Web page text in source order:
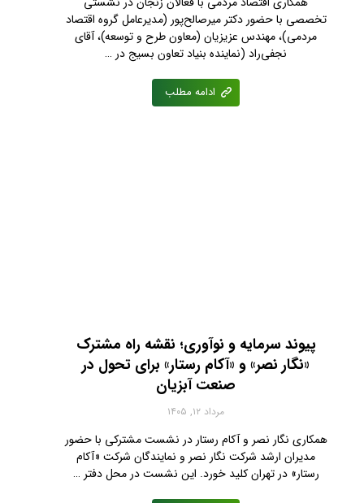
تخصصی با حضور دکتر میرصالح‌پور (مدیرعامل گروه اقتصاد
مردمی)، مهندس عزیزیان (معاون طرح و توسعه)، آقای
نجفی‌راد (نماینده بنیاد تعاون بسیج در …
ادامه مطلب
پیوند سرمایه و نوآوری؛ نقشه راه مشترک
«نگار نصر» و «آکام رستار» برای تحول در
صنعت آبزیان
مرداد ۱۲, ۱۴۰۵
همکاری نگار نصر و آکام رستار در نشست مشترکی با حضور
مدیران ارشد شرکت نگار نصر و نمایندگان شرکت «آکام
رستار» در تهران کلید خورد. این نشست در محل دفتر …